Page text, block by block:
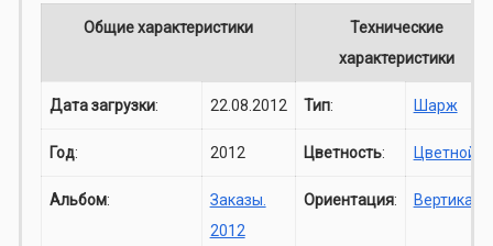
Общие характеристики
Технические
характеристики
Дата загрузки: 22.08.2012 Тип: Шарж
Год: 2012 Цветность: Цветной
Альбом:
Заказы.
2012
Ориентация: Вертикаль